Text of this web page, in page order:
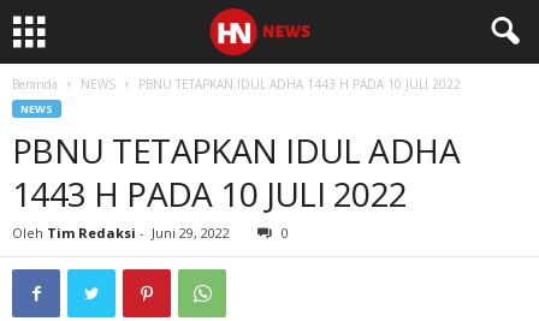
Beranda NEWS PBNU TETAPKAN IDUL ADHA 1443 H PADA 10 JULI 2022
NEWS
PBNU TETAPKAN IDUL ADHA
1443 H PADA 10 JULI 2022
Oleh Tim Redaksi - Juni 29, 2022 0